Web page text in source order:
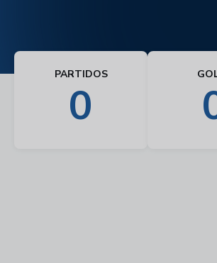
PARTIDOS
0